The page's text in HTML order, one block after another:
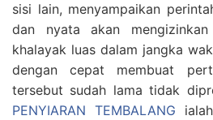
sisi lain, menyampaikan
dan nyata akan
khalayak luas dalam jangka
dengan cepat membuat
tersebut sudah lama tidak
PENYIARAN TEMBALANG